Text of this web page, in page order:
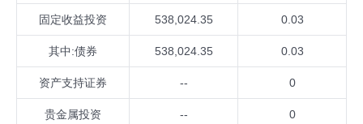
固定收益投资 538,024.35 0.03
其中:债券 538,024.35 0.03
资产支持证券 -- 0
贵金属投资 -- 0